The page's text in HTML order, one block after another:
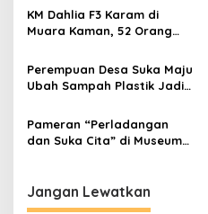
Santriwati Mengaku Jadi
Korban
KM Dahlia F3 Karam di
Muara Kaman, 52 Orang
Perempuan Desa Suka Maju
Ubah Sampah Plastik Jadi
Tambang
Pameran “Perladangan
dan Suka Cita” di Museum
Budaya dan Permainan
Tradisional
Jangan Lewatkan